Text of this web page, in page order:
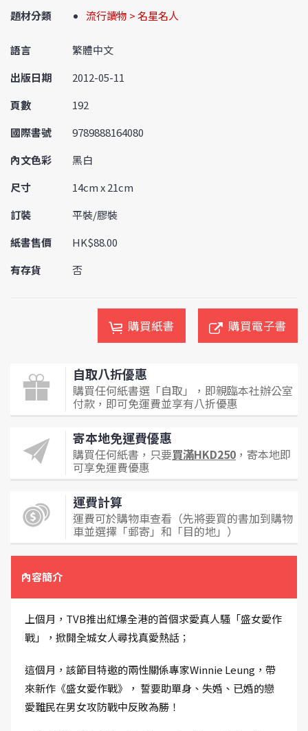
題材分類
流行讀物 > 名星名人
語言
繁體中文
出版日期
2012-05-11
頁數
192
國際書號
9789888164080
內文色彩
黑白
尺寸
14cm x 21cm
訂裝
平裝/膠裝
紙書售價
HK$88.00
有存貨
否
購買紙書 購買電子書
自取八折優惠
購買任何紙書選「自取」，即親臨本社辦公室
付款，即可免運費並享有八折優惠
寄本地免運費優惠
購買任何紙書，只要買滿HKD250 ，寄本地即
可享免運費優惠
運費計算
運費可於購物車查看（先將要買的書加到購物
車並選擇「郵寄」和「目的地」）
內容簡介
上個月，TVB推出紅爆全港的首個求愛真人騷「盛女愛作
戰」，掀開全城女人尋找真愛熱話；
這個月，該節目特邀的兩性關係專家Winnie Leung，帶
來新作《盛女愛作戰》， 誓要助單身、失婚、已婚的戀
愛難民在男女攻防戰中反敗為勝！